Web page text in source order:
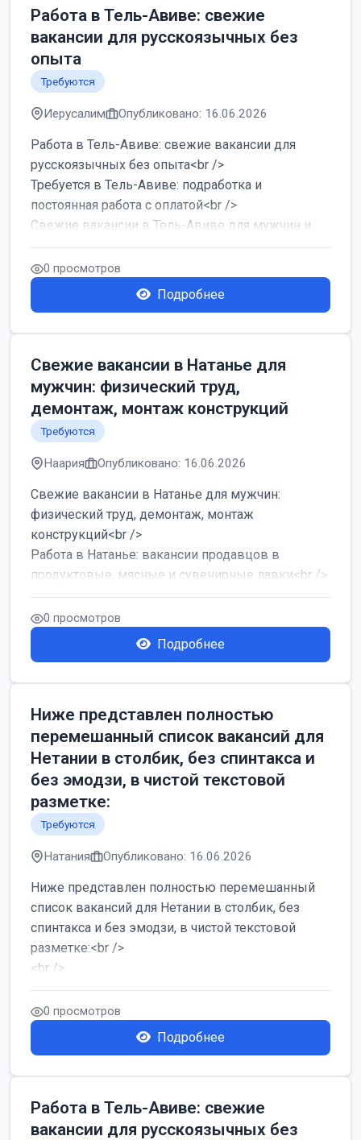
Работа в Тель-Авиве: свежие
вакансии для русскоязычных без
опыта
Требуются
Иерусалим Опубликовано: 16.06.2026
Работа в Тель-Авиве: свежие вакансии для
русскоязычных без опыта<br />
Требуется в Тель-Авиве: подработка и
постоянная работа с оплатой<br />
Свежие вакансии в Тель-Авиве для мужчин и
женщин от хозя...
0 просмотров
Подробнее
Свежие вакансии в Натанье для
мужчин: физический труд,
демонтаж, монтаж конструкций
Требуются
Наария Опубликовано: 16.06.2026
Свежие вакансии в Натанье для мужчин:
физический труд, демонтаж, монтаж
конструкций<br />
Работа в Натанье: вакансии продавцов в
продуктовые, мясные и сувенирные лавки<br />
Разнорабочий на сборку м...
0 просмотров
Подробнее
Ниже представлен полностью
перемешанный список вакансий для
Нетании в столбик, без спинтакса и
без эмодзи, в чистой текстовой
разметке:
Требуются
Натания Опубликовано: 16.06.2026
Ниже представлен полностью перемешанный
список вакансий для Нетании в столбик, без
спинтакса и без эмодзи, в чистой текстовой
разметке:<br />
<br />
Работа в Нетании на мебельном производстве:
требу...
0 просмотров
Подробнее
Работа в Тель-Авиве: свежие
вакансии для русскоязычных без